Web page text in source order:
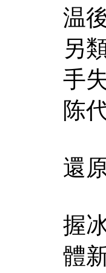
温
另
手
陈
還
握
體